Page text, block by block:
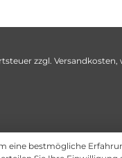
zzgl. Versandkosten,
eine bestmögliche